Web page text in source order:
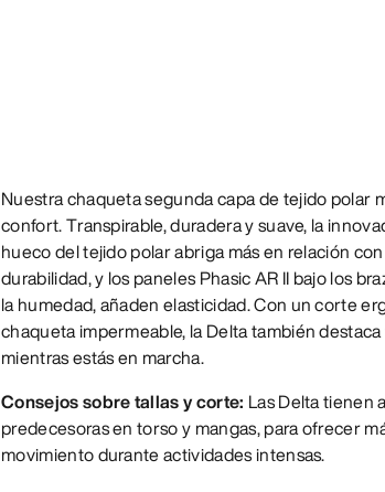
Nuestra chaqueta segunda capa de tejido polar
confort. Transpirable, duradera y suave, la
hueco del tejido polar abriga más en relación
durabilidad, y los paneles Phasic AR II bajo los
la humedad, añaden elasticidad. Con un corte
chaqueta impermeable, la Delta también
mientras estás en marcha.
Consejos sobre tallas y corte: Las Delta tienen
predecesoras en torso y mangas, para ofrecer
movimiento durante actividades intensas.